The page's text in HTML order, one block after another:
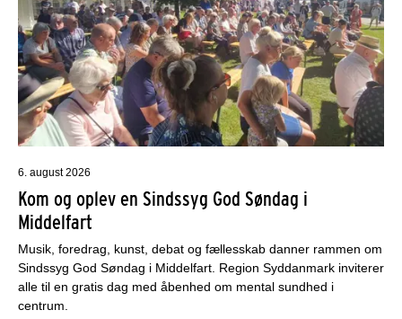
6. august 2026
Kom og oplev en Sindssyg God Søndag i
Middelfart
Musik, foredrag, kunst, debat og fællesskab danner rammen om
Sindssyg God Søndag i Middelfart. Region Syddanmark inviterer
alle til en gratis dag med åbenhed om mental sundhed i
centrum.